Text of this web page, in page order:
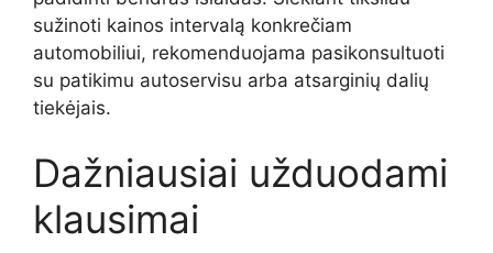
sužinoti kainos intervalą konkrečiam
automobiliui, rekomenduojama pasikonsultuoti
su patikimu autoservisu arba atsarginių dalių
tiekėjais.
Dažniausiai užduodami
klausimai